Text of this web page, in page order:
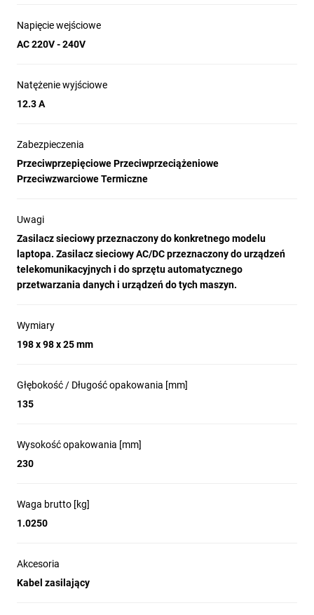
Napięcie wejściowe
AC 220V - 240V
Natężenie wyjściowe
12.3 A
Zabezpieczenia
Przeciwprzepięciowe Przeciwprzeciążeniowe
Przeciwzwarciowe Termiczne
Uwagi
Zasilacz sieciowy przeznaczony do konkretnego modelu
laptopa. Zasilacz sieciowy AC/DC przeznaczony do urządzeń
telekomunikacyjnych i do sprzętu automatycznego
przetwarzania danych i urządzeń do tych maszyn.
Wymiary
198 x 98 x 25 mm
Głębokość / Długość opakowania [mm]
135
Wysokość opakowania [mm]
230
Waga brutto [kg]
1.0250
Akcesoria
Kabel zasilający